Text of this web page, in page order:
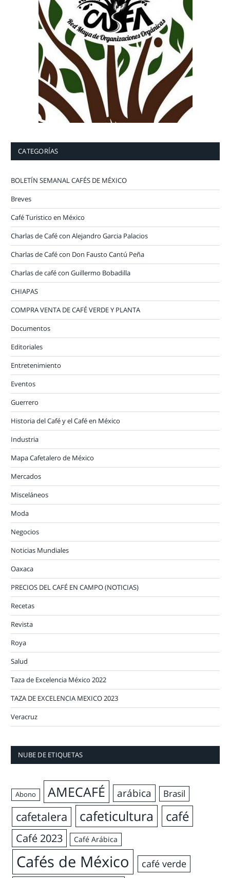
CATEGORÍAS
BOLETÍN SEMANAL CAFÉS DE MÉXICO
Breves
Café Turistico en México
Charlas de Café con Alejandro Garcia Palacios
Charlas de Café con Don Fausto Cantú Peña
Charlas de café con Guillermo Bobadilla
CHIAPAS
COMPRA VENTA DE CAFÉ VERDE Y PLANTA
Documentos
Editoriales
Entretenimiento
Eventos
Guerrero
Historia del Café y el Café en México
Industria
Mapa Cafetalero de México
Mercados
Misceláneos
Moda
Negocios
Noticias Mundiales
Oaxaca
PRECIOS DEL CAFÉ EN CAMPO (NOTICIAS)
Recetas
Revista
Roya
Salud
Taza de Excelencia México 2022
TAZA DE EXCELENCIA MEXICO 2023
Veracruz
NUBE DE ETIQUETAS
Abono AMECAFÉ arábica Brasil
cafetalera cafeticultura café
Café 2023 Café Arábica
Cafés de México café verde